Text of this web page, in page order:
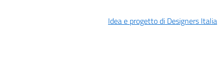
Idea e progetto di Designers Italia